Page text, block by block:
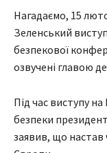
Нагадаємо, 15
Зеленський
безпекової
озвучені главою
Під час виступу
безпеки
заявив, що настав